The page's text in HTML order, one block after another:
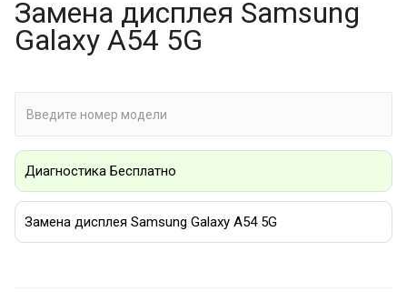
Замена дисплея Samsung
Galaxy A54 5G
Диагностика Бесплатно
Замена дисплея Samsung Galaxy A54 5G